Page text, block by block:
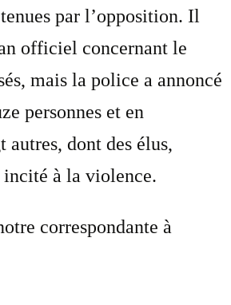
par l’opposition. Il
officiel concernant le
mais la police a annoncé
personnes et en
autres, dont des élus,
incité à la violence.
correspondante à